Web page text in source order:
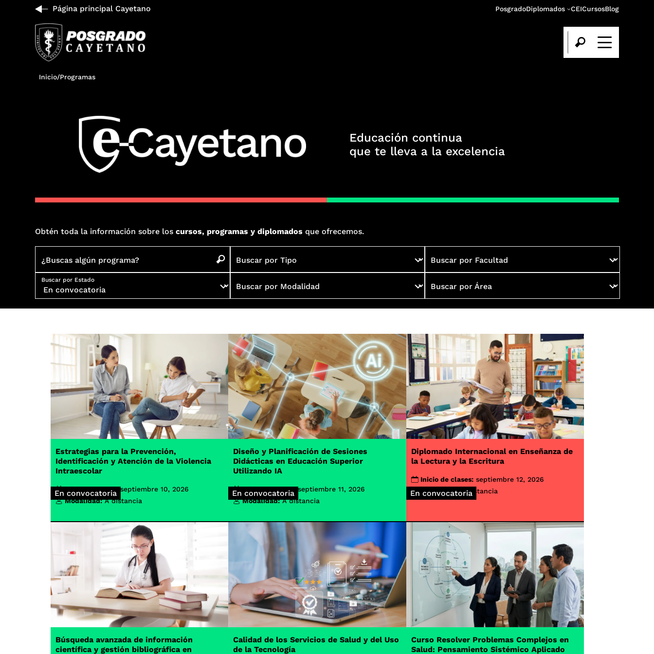
Página principal Cayetano PosgradoDiplomados CEICursosBlog
Inicio/Programas
Educación continua
que te lleva a la excelencia
Obtén toda la información sobre los cursos, programas y diplomados que ofrecemos.
¿Buscas algún programa? Buscar por Tipo Buscar por Facultad
Buscar por Estado
Buscar por Modalidad Buscar por Área
En convocatoria
Estrategias para la Prevención,
Identificación y Atención de la Violencia
Intraescolar
Inicio de clases: septiembre 10, 2026
Modalidad: A distancia
En convocatoria
Diseño y Planificación de Sesiones
Didácticas en Educación Superior
Utilizando IA
Inicio de clases: septiembre 11, 2026
Modalidad: A distancia
En convocatoria
Diplomado Internacional en Enseñanza de
la Lectura y la Escritura
Inicio de clases: septiembre 12, 2026
Modalidad: A distancia
Búsqueda avanzada de información
científica y gestión bibliográfica en
Calidad de los Servicios de Salud y del Uso
de la Tecnología
Curso Resolver Problemas Complejos en
Salud: Pensamiento Sistémico Aplicado